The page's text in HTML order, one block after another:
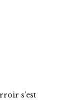
s’est